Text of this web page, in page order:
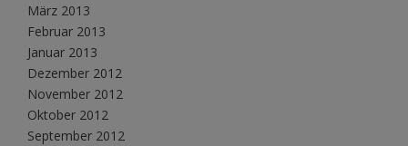
März 2013
Februar 2013
Januar 2013
Dezember 2012
November 2012
Oktober 2012
September 2012